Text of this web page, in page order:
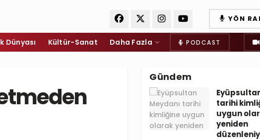
YÖN
Dünyası Kültür-Sanat Daha Fazla PODCAST
Gündem
tarihi
uygun
yeniden